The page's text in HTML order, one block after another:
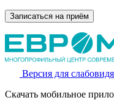
Версия для
Скачать мобильное